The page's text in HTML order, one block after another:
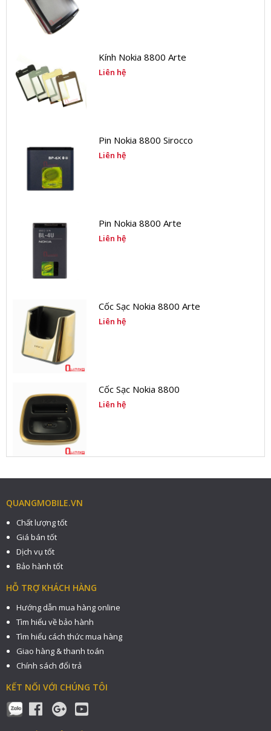
Kính Nokia 8800 Arte
Liên hệ
Pin Nokia 8800 Sirocco
Liên hệ
Pin Nokia 8800 Arte
Liên hệ
Cốc Sạc Nokia 8800 Arte
Liên hệ
Cốc Sạc Nokia 8800
Liên hệ
QUANGMOBILE.VN
Chất lượng tốt
Giá bán tốt
Dịch vụ tốt
Bảo hành tốt
HỖ TRỢ KHÁCH HÀNG
Hướng dẫn mua hàng online
Tìm hiểu về bảo hành
Tìm hiểu cách thức mua hàng
Giao hàng & thanh toán
Chính sách đổi trả
KẾT NỐI VỚI CHÚNG TÔI